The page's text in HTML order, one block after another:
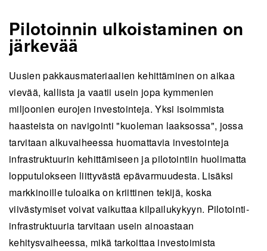
Pilotoinnin ulkoistaminen on
järkevää
Uusien pakkausmateriaalien kehittäminen on aikaa
vievää, kallista ja vaatii usein jopa kymmenien
miljoonien eurojen investointeja. Yksi isoimmista
haasteista on navigointi "kuoleman laaksossa", jossa
tarvitaan alkuvaiheessa huomattavia investointeja
infrastruktuurin kehittämiseen ja pilotointiin huolimatta
lopputulokseen liittyvästä epävarmuudesta. Lisäksi
markkinoille tuloaika on kriittinen tekijä, koska
viivästymiset voivat vaikuttaa kilpailukykyyn. Pilotointi-
infrastruktuuria tarvitaan usein ainoastaan
kehitysvaiheessa, mikä tarkoittaa investoimista